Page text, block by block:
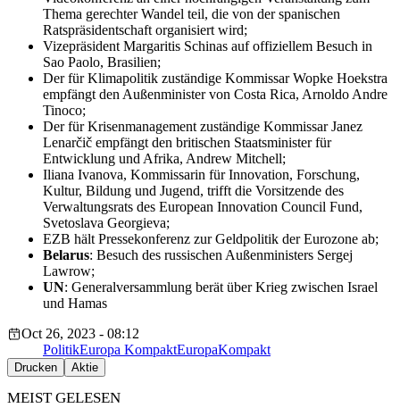
Thema gerechter Wandel teil, die von der spanischen
Ratspräsidentschaft organisiert wird;
Vizepräsident Margaritis Schinas auf offiziellem Besuch in
Sao Paolo, Brasilien;
Der für Klimapolitik zuständige Kommissar Wopke Hoekstra
empfängt den Außenminister von Costa Rica, Arnoldo Andre
Tinoco;
Der für Krisenmanagement zuständige Kommissar Janez
Lenarčič empfängt den britischen Staatsminister für
Entwicklung und Afrika, Andrew Mitchell;
Iliana Ivanova, Kommissarin für Innovation, Forschung,
Kultur, Bildung und Jugend, trifft die Vorsitzende des
Verwaltungsrats des European Innovation Council Fund,
Svetoslava Georgieva;
EZB hält Pressekonferenz zur Geldpolitik der Eurozone ab;
Belarus: Besuch des russischen Außenministers Sergej
Lawrow;
UN: Generalversammlung berät über Krieg zwischen Israel
und Hamas
Oct 26, 2023 - 08:12
PolitikEuropa KompaktEuropaKompakt
Drucken Aktie
MEIST GELESEN